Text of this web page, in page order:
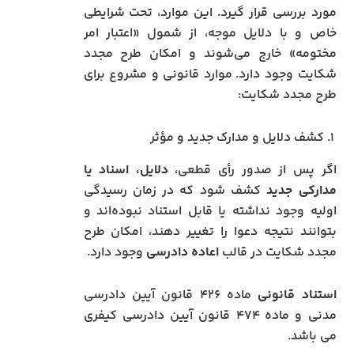
مورد بررسی قرار گیرد. این موارد، تحت شرایطی
خاص و با دلایل موجه، از شمول «اعتبار امر
مختومه» خارج می‌شوند و امکان طرح مجدد
شکایت وجود دارد. موارد قانونی و مشروع برای
طرح مجدد شکایت:
اگر پس از صدور رأی قطعی،دلایل، اسناد یا
مدارکی جدیدکشف شود که در زمان رسیدگی
اولیه وجود نداشته یا قابل استناد نبوده‌اند و
بتوانند نتیجه دعوا را تغییر دهند، امکان طرح
مجدد شکایت در قالباعاده دادرسی وجود دارد.
استناد قانونی
ماده ۴۲۶ قانون آیین دادرسی
مدنی و ماده ۴۷۴ قانون آیین دادرسی کیفری
می باشد.